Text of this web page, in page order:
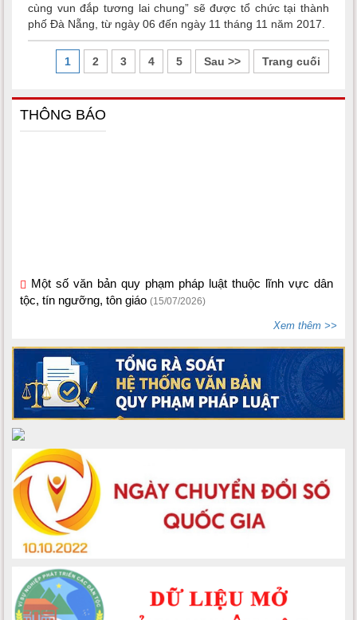
cùng vun đắp tương lai chung” sẽ được tổ chức tại thành
phố Đà Nẵng, từ ngày 06 đến ngày 11 tháng 11 năm 2017.
1 2 3 4 5 Sau >> Trang cuối
THÔNG BÁO
tộc, tín ngưỡng, tôn giáo (15/07/2026)
Bộ Dân tộc và Tôn giáo ban hành Thông tư số
Xem thêm >>